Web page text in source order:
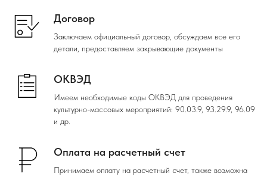
Договор
Заключаем официальный договор, обсуждаем все его
детали, предоставляем закрывающие документы
ОКВЭД
Имеем необходимые коды ОКВЭД для проведения
культурно-массовых мероприятий: 90.03.9, 93.29.9, 96.09
и др.
Оплата на расчетный счет
Принимаем оплату на расчетный счет, также возможна